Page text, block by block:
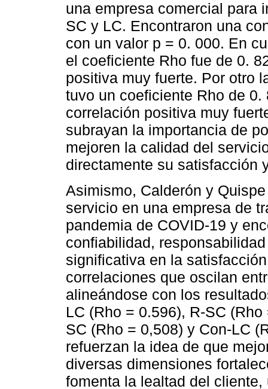
una empresa comercial para
SC y LC. Encontraron una
con un valor p = 0. 000. En
el coeficiente Rho fue de 0.
positiva muy fuerte. Por otro
tuvo un coeficiente Rho de
correlación positiva muy
subrayan la importancia de
mejoren la calidad del
directamente su satisfacción
Asimismo, Calderón y
servicio en una empresa de
pandemia de COVID-19 y
confiabilidad,
significativa en la
correlaciones que oscilan
alineándose con los
LC (Rho = 0.596), R-SC
SC (Rho = 0,508) y Con-LC
refuerzan la idea de que
diversas dimensiones
fomenta la lealtad del